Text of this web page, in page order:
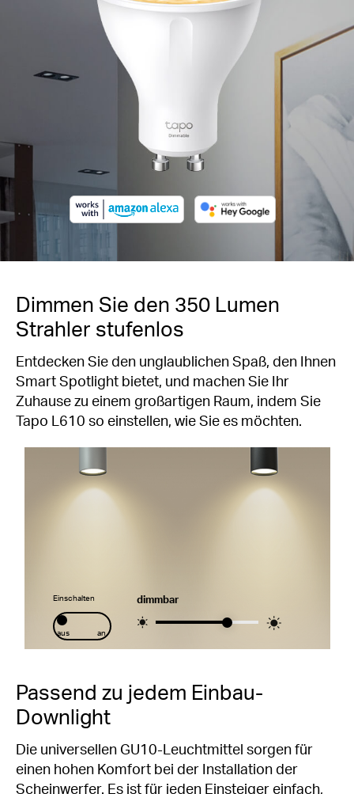
Dimmen Sie den 350 Lumen
Strahler stufenlos
Entdecken Sie den unglaublichen Spaß, den Ihnen
Smart Spotlight bietet, und machen Sie Ihr
Zuhause zu einem großartigen Raum, indem Sie
Tapo L610 so einstellen, wie Sie es möchten.
Einschalten
aus an
dimmbar
Passend zu jedem Einbau-
Downlight
Die universellen GU10-Leuchtmittel sorgen für
einen hohen Komfort bei der Installation der
Scheinwerfer. Es ist für jeden Einsteiger einfach,